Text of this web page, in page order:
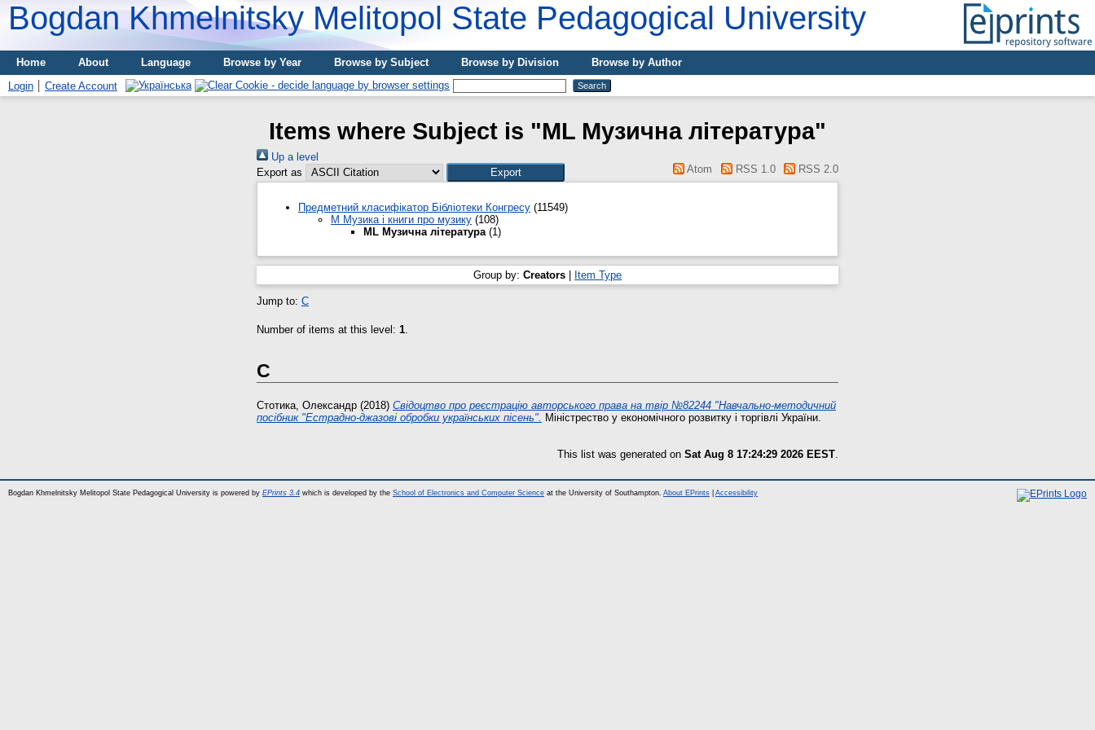
Bogdan Khmelnitsky Melitopol State Pedagogical University
Home About Language Browse by Year Browse by Subject Browse by Division
Browse by Author
Login
Create Account
Items where Subject is "ML Музична література"
Up a level
Export as
Atom RSS 1.0 RSS 2.0
Предметний класифікатор Бібліотеки Конгресу (11549)
M Музика і книги про музику (108)
ML Музична література (1)
Group by: Creators Item Type
Jump to: С
Number of items at this level: 1.
С
Стотика, Олександр (2018) Свідоцтво про реєстрацію авторського права на твір №82244 "Навчально-методичний
посібник "Естрадно-джазові обробки українських пісень". Міністрество у економічного розвитку і торгівлі України.
This list was generated on Sat Aug 8 17:24:29 2026 EEST
Bogdan Khmelnitsky Melitopol State Pedagogical University is powered by EPrints 3.4 which is developed by the School of Electronics and Computer Science at the University of Southampton. About EPrints Accessibility